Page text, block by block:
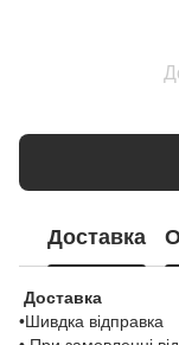
Доставка
Доставка
•Шивдка відправка